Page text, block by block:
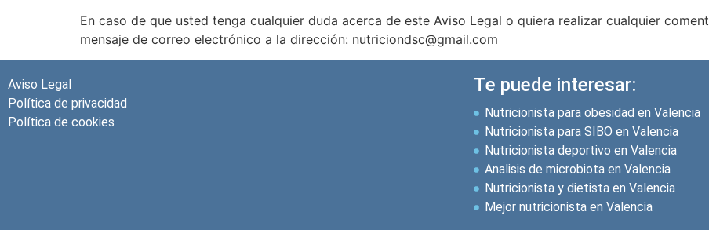
En caso de que usted tenga cualquier duda acerca de este Aviso Legal o quiera realizar cualquier
mensaje de correo electrónico a la dirección: nutriciondsc@gmail.com
Aviso Legal
Política de privacidad
Política de cookies
Te puede interesar:
Nutricionista para obesidad en Valencia
Nutricionista para SIBO en Valencia
Nutricionista deportivo en Valencia
Analisis de microbiota en Valencia
Nutricionista y dietista en Valencia
Mejor nutricionista en Valencia